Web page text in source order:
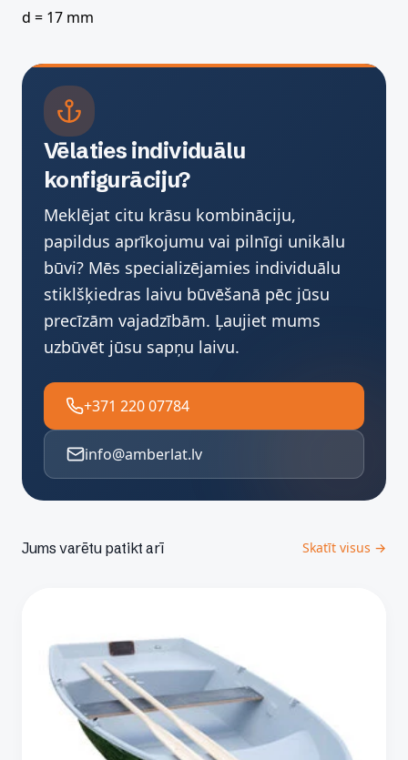
d = 17 mm
Vēlaties individuālu
konfigurāciju?
Meklējat citu krāsu kombināciju,
papildus aprīkojumu vai pilnīgi unikālu
būvi? Mēs specializējamies individuālu
stiklšķiedras laivu būvēšanā pēc jūsu
precīzām vajadzībām. Ļaujiet mums
uzbūvēt jūsu sapņu laivu.
+371 220 07784
info@amberlat.lv
Jums varētu patikt arī Skatīt visus →